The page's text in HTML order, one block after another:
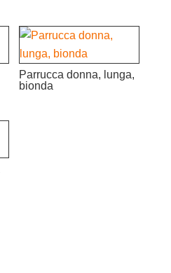
Parrucca donna, lunga,
bionda